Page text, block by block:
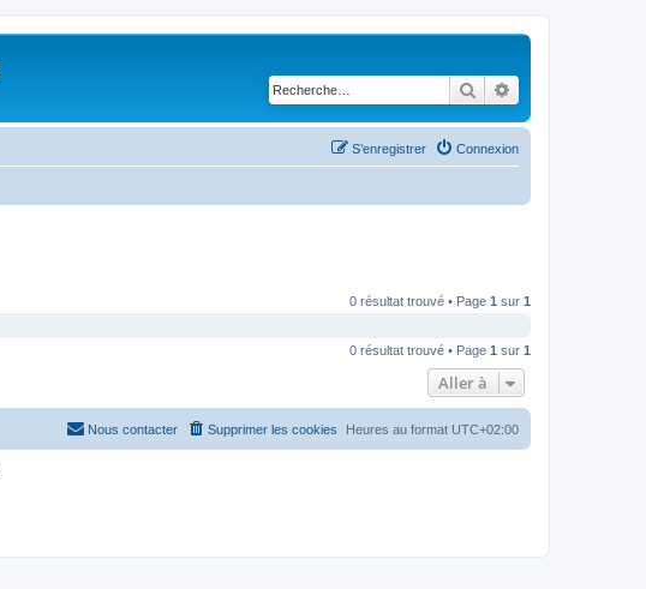
Rechercher
Connexion
S’enregistrer
0 résultat trouvé • Page 1 sur 1
0 résultat trouvé • Page 1 sur 1
Aller à
Heures au format UTC+02:00
Supprimer les cookies
Nous contacter